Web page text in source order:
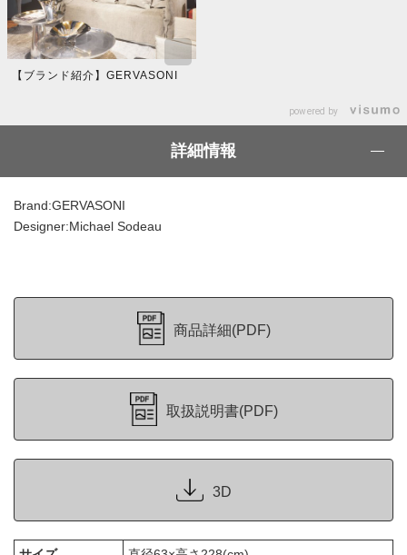
【ブランド紹介】GERVASONI
powered by
詳細情報
Brand:GERVASONI
Designer:Michael Sodeau
商品詳細(PDF)
取扱説明書(PDF)
3D